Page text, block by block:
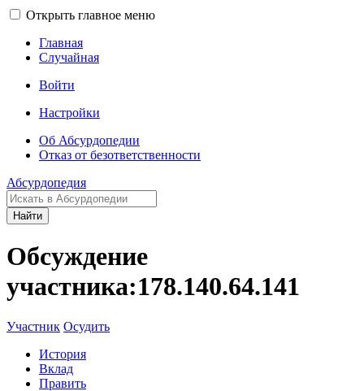
Открыть главное меню
Главная
Случайная
Войти
Настройки
Об Абсурдопедии
Отказ от безответственности
Абсурдопедия
Найти
Обсуждение
участника:178.140.64.141
Участник Осудить
История
Вклад
Править